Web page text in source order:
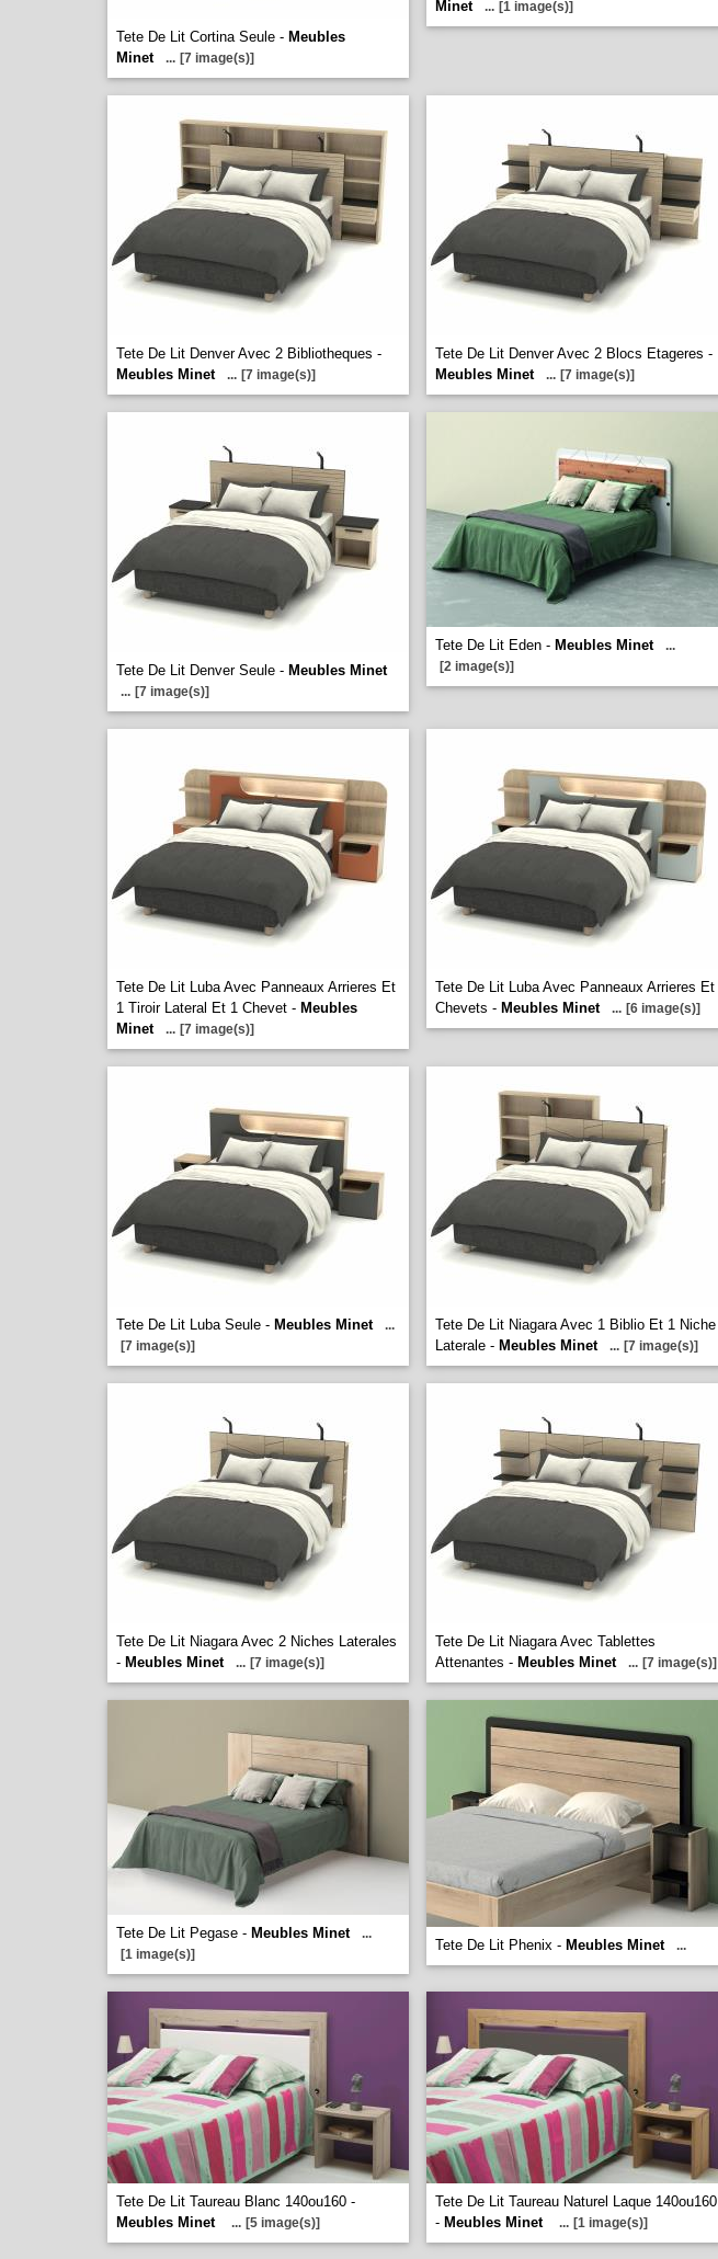
Tete De Lit Cortina Seule - Meubles
Minet
... [7 image(s)]
Minet
... [1 image(s)]
Tete De Lit Denver Avec 2 Bibliotheques -
Meubles Minet
... [7 image(s)]
Tete De Lit Denver Avec 2 Blocs Etageres -
Meubles Minet
... [7 image(s)]
Tete De Lit Denver Seule - Meubles Minet
... [7 image(s)]
Tete De Lit Eden - Meubles Minet
...
[2 image(s)]
Tete De Lit Luba Avec Panneaux Arrieres Et
1 Tiroir Lateral Et 1 Chevet - Meubles
Minet
... [7 image(s)]
Tete De Lit Luba Avec Panneaux Arrieres Et
Chevets - Meubles Minet ... [6 image(s)]
Tete De Lit Luba Seule - Meubles Minet
...
[7 image(s)]
Tete De Lit Niagara Avec 1 Biblio Et 1 Niche
Laterale - Meubles Minet ... [7 image(s)]
Tete De Lit Niagara Avec 2 Niches Laterales
- Meubles Minet ... [7 image(s)]
Tete De Lit Niagara Avec Tablettes
Attenantes - Meubles Minet ... [7 image(s)]
Tete De Lit Pegase - Meubles Minet
...
[1 image(s)]
Tete De Lit Phenix - Meubles Minet ...
Tete De Lit Taureau Blanc 140ou160 -
Meubles Minet
... [5 image(s)]
Tete De Lit Taureau Naturel Laque 140ou160
- Meubles Minet ... [1 image(s)]